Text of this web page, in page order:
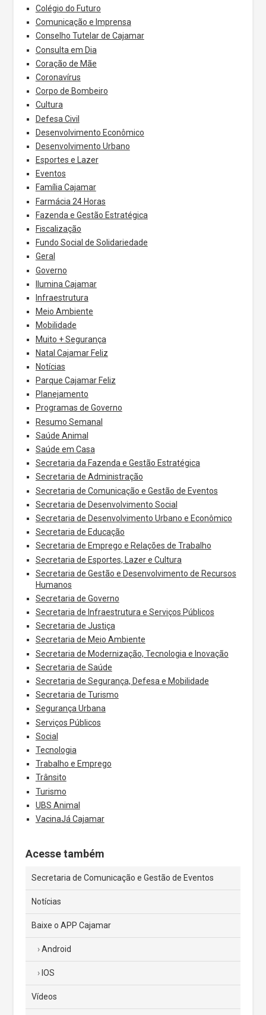
Colégio do Futuro
Comunicação e Imprensa
Conselho Tutelar de Cajamar
Consulta em Dia
Coração de Mãe
Coronavírus
Corpo de Bombeiro
Cultura
Defesa Civil
Desenvolvimento Econômico
Desenvolvimento Urbano
Esportes e Lazer
Eventos
Família Cajamar
Farmácia 24 Horas
Fazenda e Gestão Estratégica
Fiscalização
Fundo Social de Solidariedade
Geral
Governo
Ilumina Cajamar
Infraestrutura
Meio Ambiente
Mobilidade
Muito + Segurança
Natal Cajamar Feliz
Notícias
Parque Cajamar Feliz
Planejamento
Programas de Governo
Resumo Semanal
Saúde Animal
Saúde em Casa
Secretaria da Fazenda e Gestão Estratégica
Secretaria de Administração
Secretaria de Comunicação e Gestão de Eventos
Secretaria de Desenvolvimento Social
Secretaria de Desenvolvimento Urbano e Econômico
Secretaria de Educação
Secretaria de Emprego e Relações de Trabalho
Secretaria de Esportes, Lazer e Cultura
Secretaria de Gestão e Desenvolvimento de Recursos
Humanos
Secretaria de Governo
Secretaria de Infraestrutura e Serviços Públicos
Secretaria de Justiça
Secretaria de Meio Ambiente
Secretaria de Modernização, Tecnologia e Inovação
Secretaria de Saúde
Secretaria de Segurança, Defesa e Mobilidade
Secretaria de Turismo
Segurança Urbana
Serviços Públicos
Social
Tecnologia
Trabalho e Emprego
Trânsito
Turismo
UBS Animal
VacinaJá Cajamar
Acesse também
Secretaria de Comunicação e Gestão de Eventos
Notícias
Baixe o APP Cajamar
Android
IOS
Vídeos